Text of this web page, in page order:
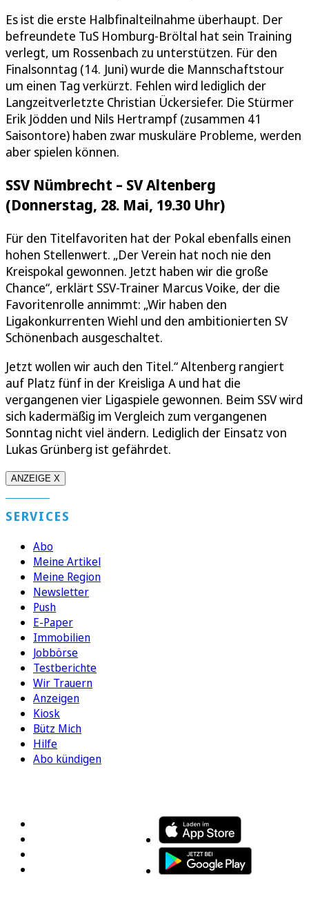
Es ist die erste Halbfinalteilnahme überhaupt. Der
befreundete TuS Homburg-Bröltal hat sein Training
verlegt, um Rossenbach zu unterstützen. Für den
Finalsonntag (14. Juni) wurde die Mannschaftstour
um einen Tag verkürzt. Fehlen wird lediglich der
Langzeitverletzte Christian Ückersiefer. Die Stürmer
Erik Jödden und Nils Hertrampf (zusammen 41
Saisontore) haben zwar muskuläre Probleme, werden
aber spielen können.
SSV Nümbrecht – SV Altenberg
(Donnerstag, 28. Mai, 19.30 Uhr)
Für den Titelfavoriten hat der Pokal ebenfalls einen
hohen Stellenwert. „Der Verein hat noch nie den
Kreispokal gewonnen. Jetzt haben wir die große
Chance“, erklärt SSV-Trainer Marcus Voike, der die
Favoritenrolle annimmt: „Wir haben den
Ligakonkurrenten Wiehl und den ambitionierten SV
Schönenbach ausgeschaltet.
Jetzt wollen wir auch den Titel.“ Altenberg rangiert
auf Platz fünf in der Kreisliga A und hat die
vergangenen vier Ligaspiele gewonnen. Beim SSV wird
sich kadermäßig im Vergleich zum vergangenen
Sonntag nicht viel ändern. Lediglich der Einsatz von
Lukas Grünberg ist gefährdet.
ANZEIGE X
SERVICES
Abo
Meine Artikel
Meine Region
Newsletter
Push
E-Paper
Immobilien
Jobbörse
Testberichte
Wir Trauern
Anzeigen
Kiosk
Bütz Mich
Hilfe
Abo kündigen